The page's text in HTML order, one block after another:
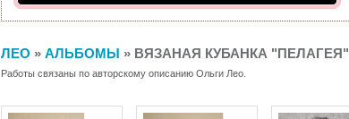
ЛЕО » АЛЬБОМЫ » ВЯЗАНАЯ КУБАНКА "ПЕЛАГЕЯ"
Работы связаны по авторскому описанию Ольги Лео.